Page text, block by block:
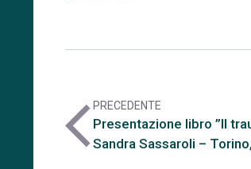
arrow_back_iosPRECEDENTE
Presentazione libro ”Il
Sandra Sassaroli –